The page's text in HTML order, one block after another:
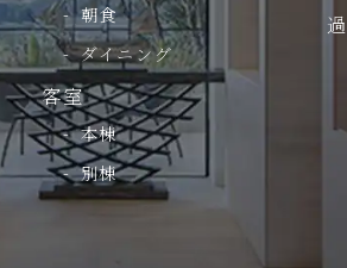
朝食
ダイニング
客室
本棟
別棟